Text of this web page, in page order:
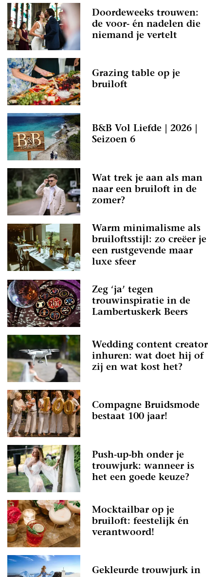
Doordeweeks trouwen:
de voor- én nadelen die
niemand je vertelt
Grazing table op je
bruiloft
B&B Vol Liefde | 2026 |
Seizoen 6
Wat trek je aan als man
naar een bruiloft in de
zomer?
Warm minimalisme als
bruiloftsstijl: zo creëer je
een rustgevende maar
luxe sfeer
Zeg ‘ja’ tegen
trouwinspiratie in de
Lambertuskerk Beers
Wedding content creator
inhuren: wat doet hij of
zij en wat kost het?
Compagne Bruidsmode
bestaat 100 jaar!
Push-up-bh onder je
trouwjurk: wanneer is
het een goede keuze?
Mocktailbar op je
bruiloft: feestelijk én
verantwoord!
Gekleurde trouwjurk in